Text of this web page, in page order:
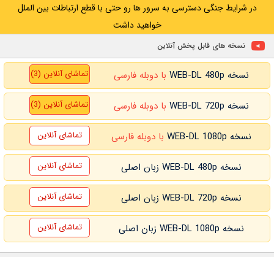
در شرایط جنگی دسترسی به سرور ها رو حتی با قطع ارتباطات بین الملل
خواهید داشت
نسخه های قابل پخش آنلاین
نسخه WEB-DL 480p با دوبله فارسی تماشای آنلاین (3)
نسخه WEB-DL 720p با دوبله فارسی تماشای آنلاین (3)
نسخه WEB-DL 1080p با دوبله فارسی تماشای آنلاین
نسخه WEB-DL 480p زبان اصلی تماشای آنلاین
نسخه WEB-DL 720p زبان اصلی تماشای آنلاین
نسخه WEB-DL 1080p زبان اصلی تماشای آنلاین